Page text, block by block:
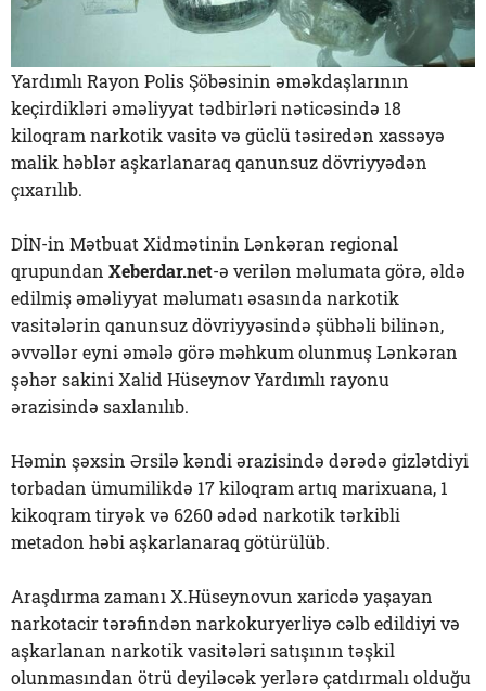
Yardımlı Rayon Polis Şöbəsinin əməkdaşlarının
keçirdikləri əməliyyat tədbirləri nəticəsində 18
kiloqram narkotik vasitə və güclü təsiredən xassəyə
malik həblər aşkarlanaraq qanunsuz dövriyyədən
çıxarılıb.
DİN-in Mətbuat Xidmətinin Lənkəran regional
qrupundan Xeberdar.net-ə verilən məlumata görə, əldə
edilmiş əməliyyat məlumatı əsasında narkotik
vasitələrin qanunsuz dövriyyəsində şübhəli bilinən,
əvvəllər eyni əmələ görə məhkum olunmuş Lənkəran
şəhər sakini Xalid Hüseynov Yardımlı rayonu
ərazisində saxlanılıb.
Həmin şəxsin Ərsilə kəndi ərazisində dərədə gizlətdiyi
torbadan ümumilikdə 17 kiloqram artıq marixuana, 1
kikoqram tiryək və 6260 ədəd narkotik tərkibli
metadon həbi aşkarlanaraq götürülüb.
Araşdırma zamanı X.Hüseynovun xaricdə yaşayan
narkotacir tərəfindən narkokuryerliyə cəlb edildiyi və
aşkarlanan narkotik vasitələri satışının təşkil
olunmasından ötrü deyiləcək yerlərə çatdırmalı olduğu